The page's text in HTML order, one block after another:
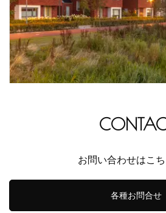
お問い合わせはこ
各種お問合せ